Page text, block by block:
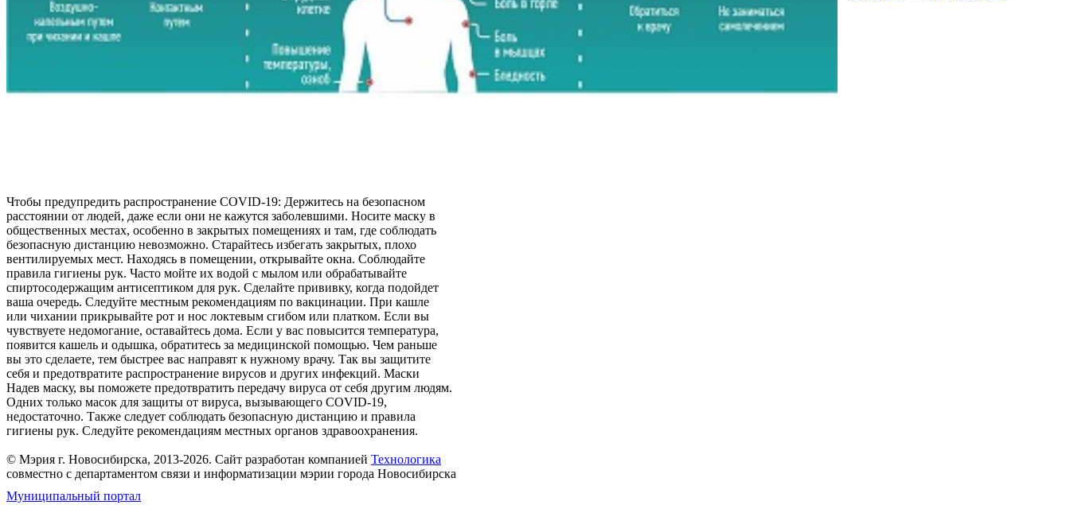
Чтобы предупредить распространение COVID-19: Держитесь на безопасном
расстоянии от людей, даже если они не кажутся заболевшими. Носите маску в
общественных местах, особенно в закрытых помещениях и там, где соблюдать
безопасную дистанцию невозможно. Старайтесь избегать закрытых, плохо
вентилируемых мест. Находясь в помещении, открывайте окна. Соблюдайте
правила гигиены рук. Часто мойте их водой с мылом или обрабатывайте
спиртосодержащим антисептиком для рук. Сделайте прививку, когда подойдет
ваша очередь. Следуйте местным рекомендациям по вакцинации. При кашле
или чихании прикрывайте рот и нос локтевым сгибом или платком. Если вы
чувствуете недомогание, оставайтесь дома. Если у вас повысится температура,
появится кашель и одышка, обратитесь за медицинской помощью. Чем раньше
вы это сделаете, тем быстрее вас направят к нужному врачу. Так вы защитите
себя и предотвратите распространение вирусов и других инфекций. Маски
Надев маску, вы поможете предотвратить передачу вируса от себя другим людям.
Одних только масок для защиты от вируса, вызывающего COVID-19,
недостаточно. Также следует соблюдать безопасную дистанцию и правила
гигиены рук. Следуйте рекомендациям местных органов здравоохранения.
© Мэрия г. Новосибирска, 2013-2026. Сайт разработан компанией Технологика
совместно с департаментом связи и информатизации мэрии города Новосибирска
Муниципальный портал